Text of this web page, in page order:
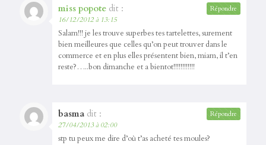
miss popote dit :
16/12/2012 à 13:15
Salam!!! je les trouve superbes tes tartelettes, surement
bien meilleures que celles qu’on peut trouver dans le
commerce et en plus elles présentent bien, miam, il t’en
reste?…..bon dimanche et a bientot!!!!!!!!!!!!
Répondre
basma dit :
27/04/2013 à 02:00
stp tu peux me dire d’où t’as acheté tes moules?
Répondre